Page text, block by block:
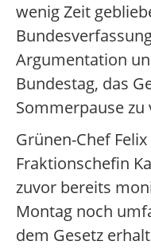
wenig Zeit
Argumentation
Bundestag, das
Sommerpause zu
Grünen-Chef
Fraktionschefin
zuvor bereits
Montag noch
dem Gesetz